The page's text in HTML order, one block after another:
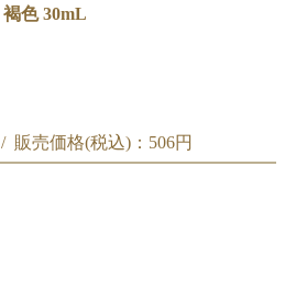
色 30mL
販売価格(税込)： 506円